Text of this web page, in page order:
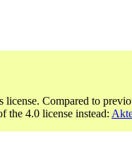
Compared to
the 4.0 license instead: